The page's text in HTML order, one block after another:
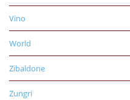
Vino
World
Zibaldone
Zungri